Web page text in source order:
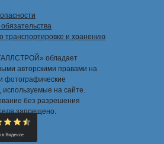
транспортировке и хранению
обладает
авторскими правами на
фотографические
используемые на сайте.
без разрешения
запрещено.